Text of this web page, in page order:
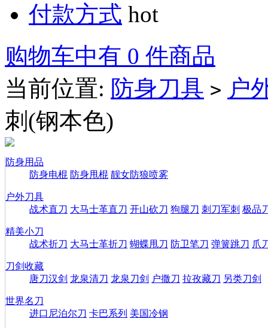
付款方式 hot
购物车中有 0 件商品
当前位置: 防身刀具 > 户
刺(钢本色)
防身用品
防身电棍 防身甩棍 靓女防狼喷雾
户外刀具
战术直刀 大马士革直刀 开山砍刀 狗腿刀 刺刀军刺 极品
精美小刀
战术折刀 大马士革折刀 蝴蝶甩刀 防卫笔刀 弹簧跳刀 爪
刀剑收藏
唐刀汉剑 龙泉清刀 龙泉刀剑 户撒刀 拉孜藏刀 另类刀剑
世界名刀
进口尼泊尔刀 卡巴系列 美国冷钢